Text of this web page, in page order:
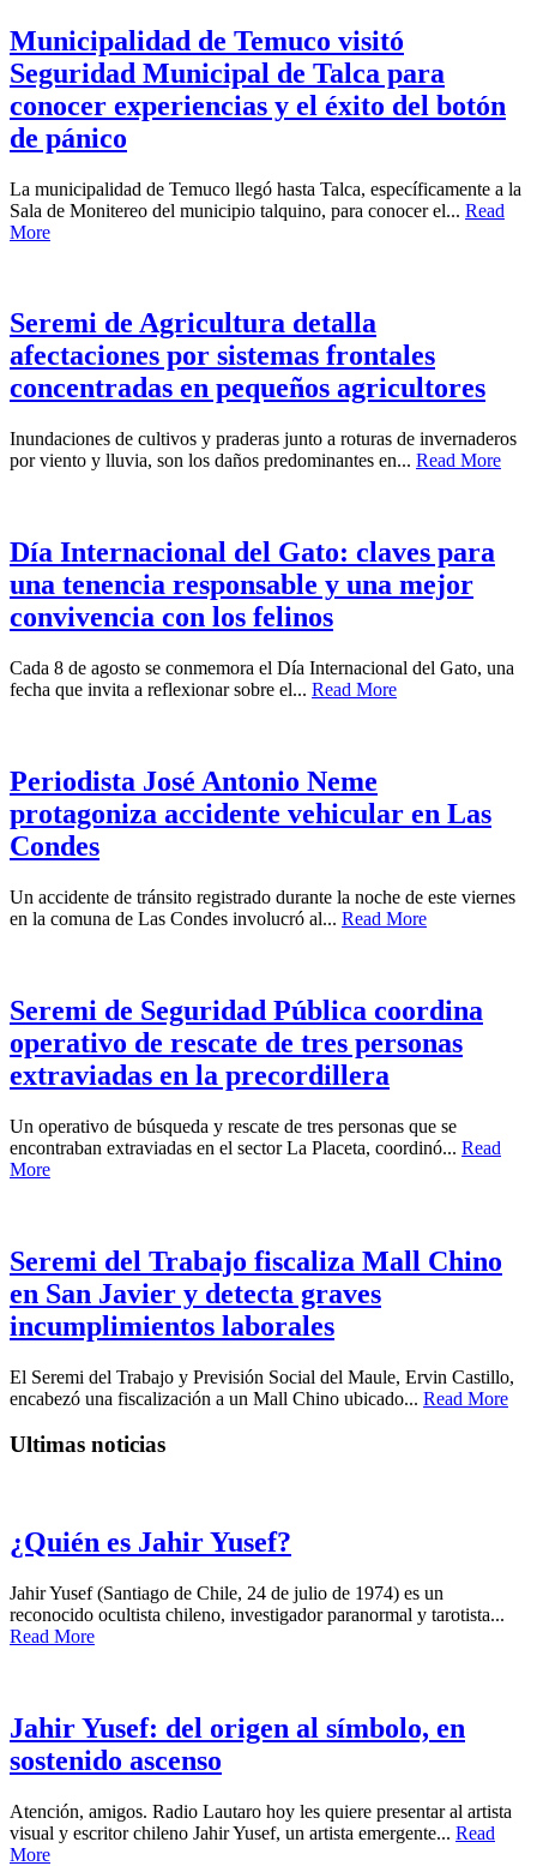
Municipalidad de Temuco visitó
Seguridad Municipal de Talca para
conocer experiencias y el éxito del botón
de pánico
La municipalidad de Temuco llegó hasta Talca, específicamente a la
Sala de Monitereo del municipio talquino, para conocer el... Read
More
Seremi de Agricultura detalla
afectaciones por sistemas frontales
concentradas en pequeños agricultores
Inundaciones de cultivos y praderas junto a roturas de invernaderos
por viento y lluvia, son los daños predominantes en... Read More
Día Internacional del Gato: claves para
una tenencia responsable y una mejor
convivencia con los felinos
Cada 8 de agosto se conmemora el Día Internacional del Gato, una
fecha que invita a reflexionar sobre el... Read More
Periodista José Antonio Neme
protagoniza accidente vehicular en Las
Condes
Un accidente de tránsito registrado durante la noche de este viernes
en la comuna de Las Condes involucró al... Read More
Seremi de Seguridad Pública coordina
operativo de rescate de tres personas
extraviadas en la precordillera
Un operativo de búsqueda y rescate de tres personas que se
encontraban extraviadas en el sector La Placeta, coordinó... Read
More
Seremi del Trabajo fiscaliza Mall Chino
en San Javier y detecta graves
incumplimientos laborales
El Seremi del Trabajo y Previsión Social del Maule, Ervin Castillo,
encabezó una fiscalización a un Mall Chino ubicado... Read More
Ultimas noticias
¿Quién es Jahir Yusef?
Jahir Yusef (Santiago de Chile, 24 de julio de 1974) es un
reconocido ocultista chileno, investigador paranormal y tarotista...
Read More
Jahir Yusef: del origen al símbolo, en
sostenido ascenso
Atención, amigos. Radio Lautaro hoy les quiere presentar al artista
visual y escritor chileno Jahir Yusef, un artista emergente... Read
More